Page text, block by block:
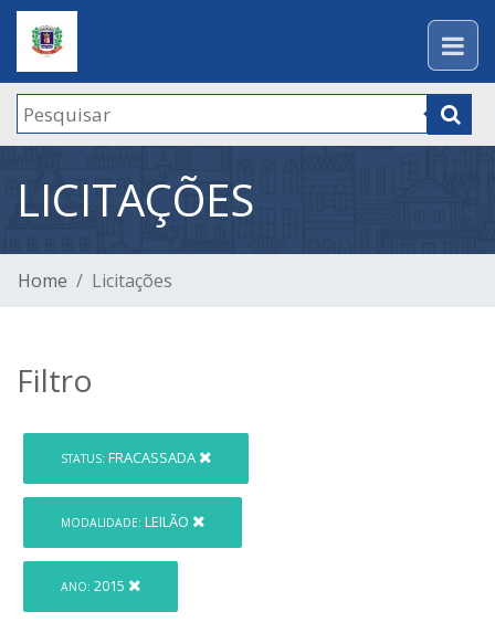
LICITAÇÕES
Home Licitações
Filtro
STATUS: FRACASSADA
MODALIDADE: LEILÃO
ANO: 2015